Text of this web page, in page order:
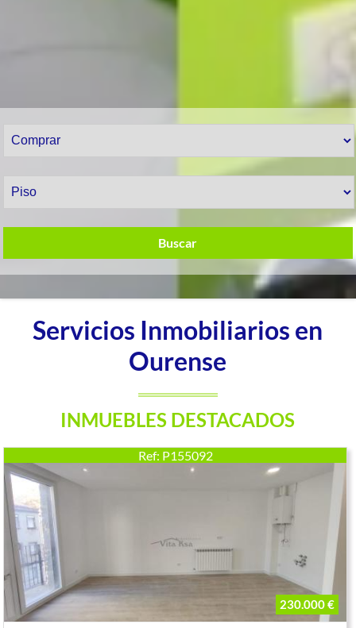
Buscar
Servicios Inmobiliarios en
Ourense
INMUEBLES DESTACADOS
Ref: P155092
230.000 €